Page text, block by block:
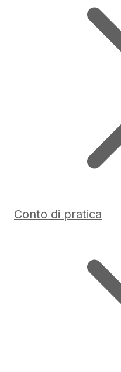
Conto di pratica